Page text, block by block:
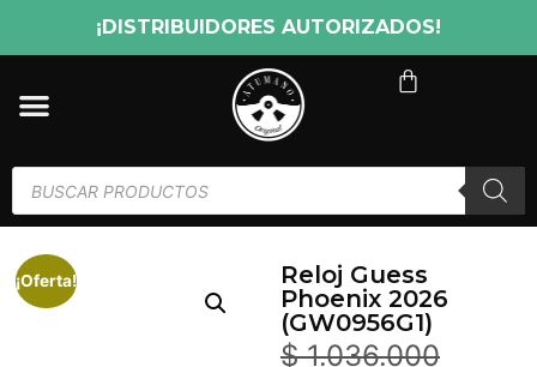
¡DISTRIBUIDORES AUTORIZADOS!
¡Oferta!
Reloj Guess
Phoenix 2026
(GW0956G1)
$1.036.000